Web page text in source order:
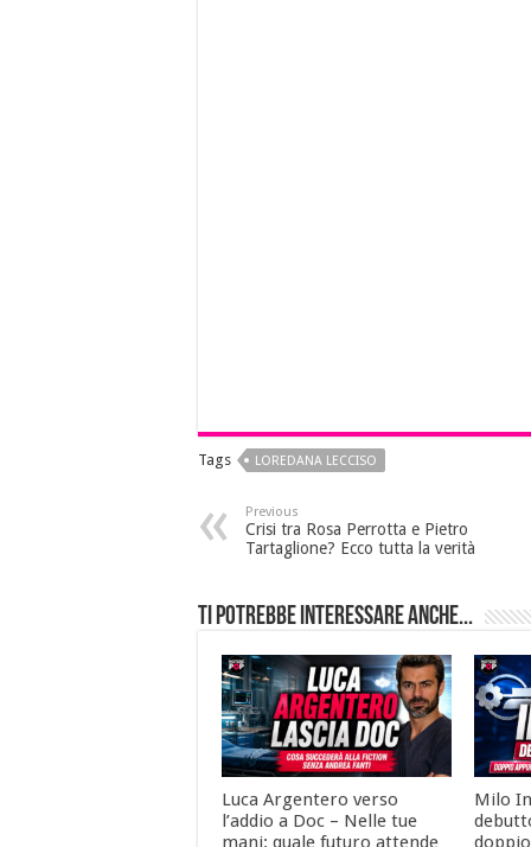
Tags LOREDANA LECCISO
Previous
Crisi tra Rosa Perrotta e Pietro
Tartaglione? Ecco tutta la verità
Ti potrebbe interessare anche...
Luca Argentero verso
l’addio a Doc – Nelle tue
mani: quale futuro attende
Milo